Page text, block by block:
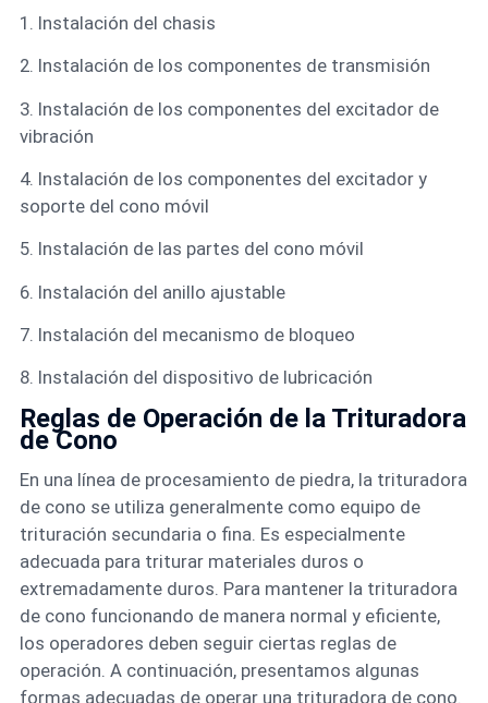
1. Instalación del chasis
2. Instalación de los componentes de transmisión
3. Instalación de los componentes del excitador de
vibración
4. Instalación de los componentes del excitador y
soporte del cono móvil
5. Instalación de las partes del cono móvil
6. Instalación del anillo ajustable
7. Instalación del mecanismo de bloqueo
8. Instalación del dispositivo de lubricación
Reglas de Operación de la Trituradora
de Cono
En una línea de procesamiento de piedra, la trituradora
de cono se utiliza generalmente como equipo de
trituración secundaria o fina. Es especialmente
adecuada para triturar materiales duros o
extremadamente duros. Para mantener la trituradora
de cono funcionando de manera normal y eficiente,
los operadores deben seguir ciertas reglas de
operación. A continuación, presentamos algunas
formas adecuadas de operar una trituradora de cono.